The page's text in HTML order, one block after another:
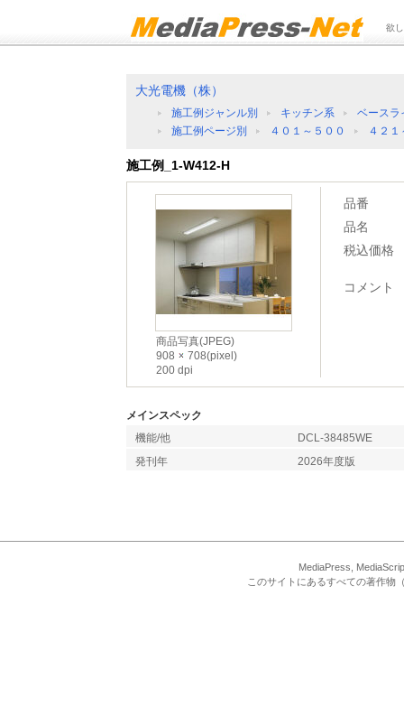
欲
大光電機（株）
施工例ジャンル別 キッチン系
ベースラ
施工例ページ別
４０１～５００ ４２１
施工例_1-W412-H
商品写真(JPEG)
908
708(pixel)
200 dpi
品番
品名
税込価格
コメント
メインスペック
機能/他
DCL-38485WE
発刊年
2026年度版
MediaPress,
このサイトにあるすべての著作物